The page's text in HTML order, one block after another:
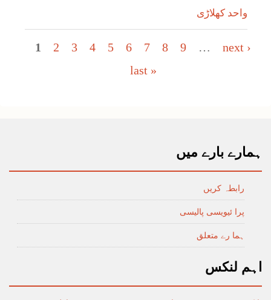
واحد کھلاڑی
Pages
1 2 3 4 5 6 7 8 9 …
next ›
last »
ہمارے بارے میں
رابطہ کریں
پرا ئیویسی پالیسی
ہما رے متعلق
اہم لنکس